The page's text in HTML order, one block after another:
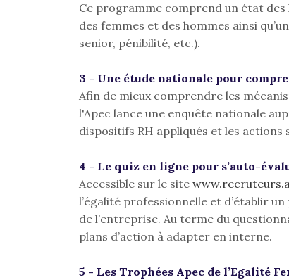
Ce programme comprend un état
des femmes et des hommes ainsi
senior, pénibilité, etc.).
3 - Une étude nationale pour
Afin de mieux comprendre les
l'Apec lance une enquête nationale
dispositifs RH appliqués et les actions
4 - Le quiz en ligne pour s’auto-
Accessible sur le site
l’égalité professionnelle et d’établir
de l’entreprise. Au terme du
plans d’action à adapter en interne.
5 - Les Trophées Apec de l’Egalité